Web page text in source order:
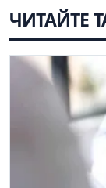
ЧИТАЙТЕ